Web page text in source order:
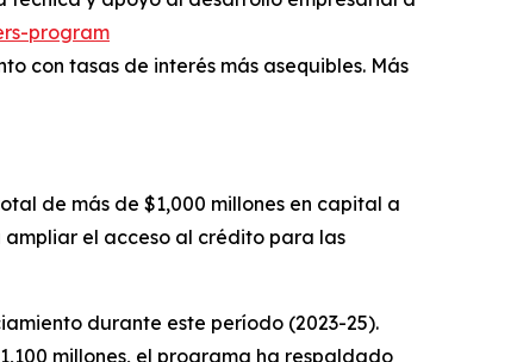
program
con tasas de interés más asequibles. Más
de más de $1,000 millones en capital a
el acceso al crédito para las
durante este período (2023-25).
millones, el programa ha respaldado